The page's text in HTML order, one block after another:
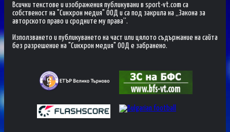
Всички текстове и изображения публикувани в sport-vt.com са
собственост на "Синхрон медия" ООД и са под закрила на „Закона за
авторското право и сродните му права“.
Използването и публикуването на част или цялото съдържание на сайта
без разрешение на "Синхрон медия" ООД е забранено.